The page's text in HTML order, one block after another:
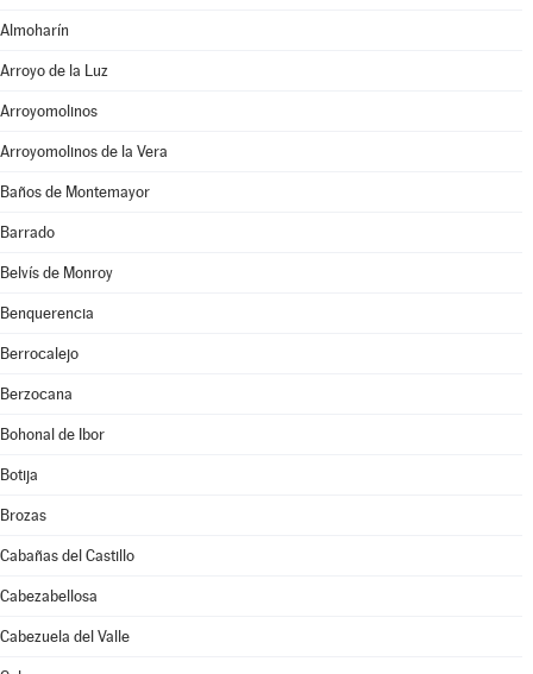
Almoharín
Arroyo de la Luz
Arroyomolinos
Arroyomolinos de la Vera
Baños de Montemayor
Barrado
Belvís de Monroy
Benquerencia
Berrocalejo
Berzocana
Bohonal de Ibor
Botija
Brozas
Cabañas del Castillo
Cabezabellosa
Cabezuela del Valle